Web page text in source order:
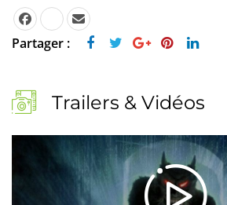
Partager :
Trailers & Vidéos